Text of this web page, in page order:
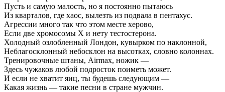
Пусть и самую малость, но я постоянно пытаюсь
Из кварталов, где хаос, вылезть из подвала в пентахус.
Агрессии много так что этом месте херово,
Если две хромосомы X и нету тестостерона.
Холодный озлобленный Лондон, кувырком по наклонной,
Неблагосклонный небосклон на высотках, словно колоннах.
Тренировочные штаны, Airmax, ножик —
Здесь чужаков любой подросток поиметь может.
И если не хватит яиц, ты будешь следующим —
Какая жизнь — такие песни в стране мужчин.